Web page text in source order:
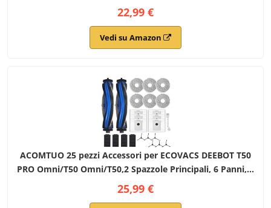
T50 Omni Gen2, 1 Spazzola Principale, 4 Sacchetti, 4
Panni, 3 Filtri, 6 Spazzole Laterali
22,99 €
Vedi su Amazon
ACOMTUO 25 pezzi Accessori per ECOVACS DEEBOT T50
PRO Omni/T50 Omni/T50,2 Spazzole Principali, 6 Panni, 6
Sacchetti Raccoglipolvere, 6 Spazzole Laterali, 4 Filtri, 1
Spazzola di Pulizia
25,99 €